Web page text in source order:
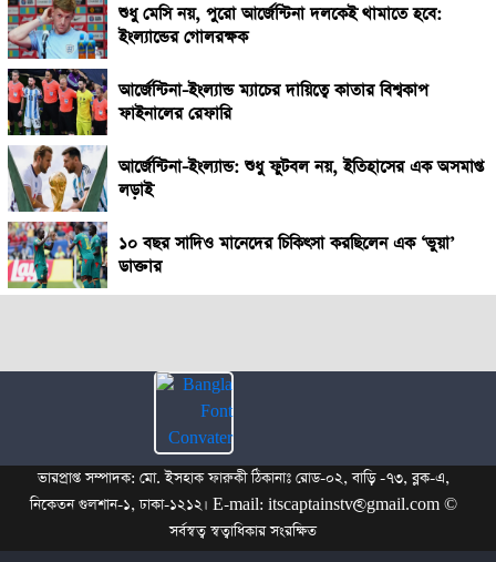
শুধু মেসি নয়, পুরো আর্জেন্টিনা দলকেই থামাতে হবে:
ইংল্যান্ডের গোলরক্ষক
আর্জেন্টিনা-ইংল্যান্ড ম্যাচের দায়িত্বে কাতার বিশ্বকাপ
ফাইনালের রেফারি
আর্জেন্টিনা-ইংল্যান্ড: শুধু ফুটবল নয়, ইতিহাসের এক অসমাপ্ত
লড়াই
১০ বছর সাদিও মানেদের চিকিৎসা করছিলেন এক ‘ভুয়া’
ডাক্তার
ভারপ্রাপ্ত সম্পাদক: মো. ইসহাক ফারুকী ঠিকানাঃ রোড-০২, বাড়ি -৭৩, ব্লক-এ,
নিকেতন গুলশান-১, ঢাকা-১২১২। E-mail: itscaptainstv@gmail.com ©
সর্বস্বত্ব স্বত্বাধিকার সংরক্ষিত